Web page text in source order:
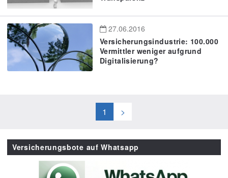
27.06.2016
Versicherungsindustrie: 100.000
Vermittler weniger aufgrund
Digitalisierung?
1 >
Versicherungsbote auf Whatsapp